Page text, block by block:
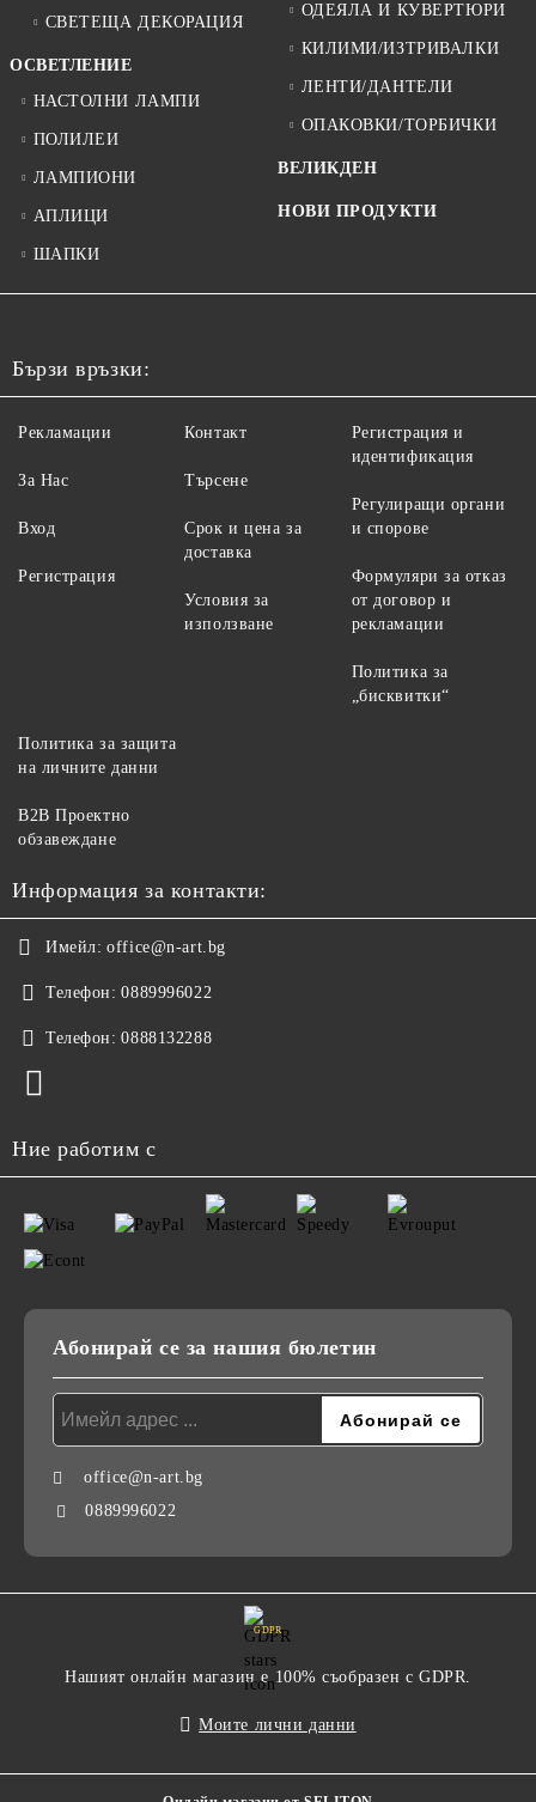
СВЕТЕЩА ДЕКОРАЦИЯ
ОСВЕТЛЕНИЕ
НАСТОЛНИ ЛАМПИ
ПОЛИЛЕИ
ЛАМПИОНИ
АПЛИЦИ
ШАПКИ
ОДЕЯЛА И КУВЕРТЮРИ
КИЛИМИ/ИЗТРИВАЛКИ
ЛЕНТИ/ДАНТЕЛИ
ОПАКОВКИ/ТОРБИЧКИ
ВЕЛИКДЕН
НОВИ ПРОДУКТИ
Бързи връзки:
Рекламации
За Нас
Вход
Регистрация
Контакт
Търсене
Срок и цена за
доставка
Условия за
използване
Регистрация и
идентификация
Регулиращи органи
и спорове
Формуляри за отказ
от договор и
рекламации
Политика за
„бисквитки“
Политика за защита
на личните данни
B2B Проектно
обзавеждане
Информация за контакти:
Имейл: office@n-art.bg
Телефон: 0889996022
Телефон: 0888132288
Ние работим с
Абонирай се за нашия бюлетин
office@n-art.bg
0889996022
GDPR
Нашият онлайн магазин е 100% съобразен с GDPR.
Моите лични данни